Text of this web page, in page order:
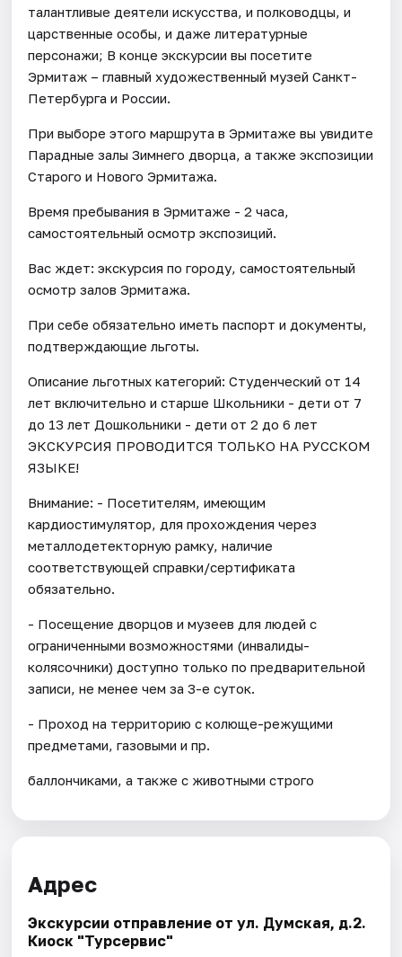
талантливые деятели искусства, и полководцы, и
царственные особы, и даже литературные
персонажи; В конце экскурсии вы посетите
Эрмитаж – главный художественный музей Санкт-
Петербурга и России.
При выборе этого маршрута в Эрмитаже вы увидите
Парадные залы Зимнего дворца, а также экспозиции
Старого и Нового Эрмитажа.
Время пребывания в Эрмитаже - 2 часа,
самостоятельный осмотр экспозиций.
Вас ждет: экскурсия по городу, самостоятельный
осмотр залов Эрмитажа.
При себе обязательно иметь паспорт и документы,
подтверждающие льготы.
Описание льготных категорий: Студенческий от 14
лет включительно и старше Школьники - дети от 7
до 13 лет Дошкольники - дети от 2 до 6 лет
ЭКСКУРСИЯ ПРОВОДИТСЯ ТОЛЬКО НА РУССКОМ
ЯЗЫКЕ!
Внимание: - Посетителям, имеющим
кардиостимулятор, для прохождения через
металлодетекторную рамку, наличие
соответствующей справки/сертификата
обязательно.
- Посещение дворцов и музеев для людей с
ограниченными возможностями (инвалиды-
колясочники) доступно только по предварительной
записи, не менее чем за 3-е суток.
- Проход на территорию с колюще-режущими
предметами, газовыми и пр.
баллончиками, а также с животными строго
Адрес
Экскурсии отправление от ул. Думская, д.2.
Киоск "Турсервис"